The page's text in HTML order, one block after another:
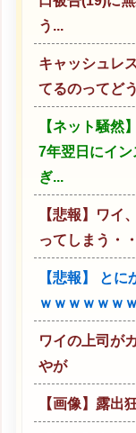
う...
キャッシュレ
てるのってど
【ネット騒然
7年翌日にイ
ぎ...
【悲報】ワイ
ってしまう・
【悲報】 と
ｗｗｗｗｗｗ
ワイの上司が
やが
【画像】露出